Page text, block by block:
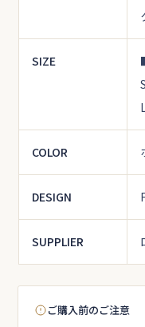
SIZE
COLOR
DESIGN
SUPPLIER
ご購入前のご注意